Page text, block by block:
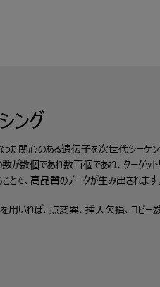
ング
なった関心のある遺伝子を次世代シー
数個であれ数百個であれ、ターゲット
とで、高品質のデータが生み出されます
ルを用いれば、点変異、挿入欠損、コ